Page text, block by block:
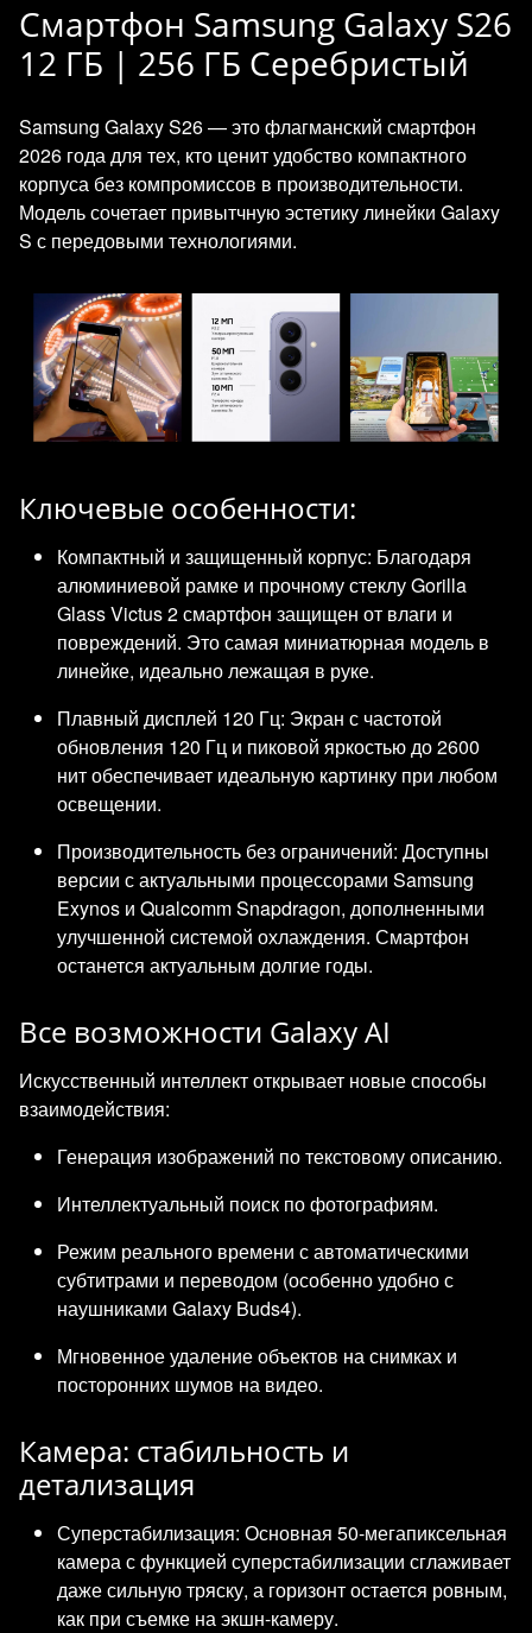
Смартфон Samsung Galaxy S26
12 ГБ | 256 ГБ Серебристый
Samsung Galaxy S26 — это флагманский смартфон
2026 года для тех, кто ценит удобство компактного
корпуса без компромиссов в производительности.
Модель сочетает привытчную эстетику линейки Galaxy
S с передовыми технологиями.
Ключевые особенности:
Компактный и защищенный корпус: Благодаря
алюминиевой рамке и прочному стеклу Gorilla
Glass Victus 2 смартфон защищен от влаги и
повреждений. Это самая миниатюрная модель в
линейке, идеально лежащая в руке.
Плавный дисплей 120 Гц: Экран с частотой
обновления 120 Гц и пиковой яркостью до 2600
нит обеспечивает идеальную картинку при любом
освещении.
Производительность без ограничений: Доступны
версии с актуальными процессорами Samsung
Exynos и Qualcomm Snapdragon, дополненными
улучшенной системой охлаждения. Смартфон
останется актуальным долгие годы.
Все возможности Galaxy AI
Искусственный интеллект открывает новые способы
взаимодействия:
Генерация изображений по текстовому описанию.
Интеллектуальный поиск по фотографиям.
Режим реального времени с автоматическими
субтитрами и переводом (особенно удобно с
наушниками Galaxy Buds4).
Мгновенное удаление объектов на снимках и
посторонних шумов на видео.
Камера: стабильность и
детализация
Суперстабилизация: Основная 50-мегапиксельная
камера с функцией суперстабилизации сглаживает
даже сильную тряску, а горизонт остается ровным,
как при съемке на экшн-камеру.